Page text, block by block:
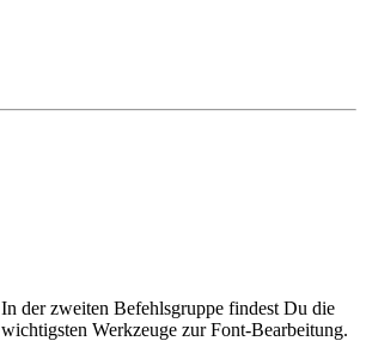
In der zweiten Befehlsgruppe findest Du die
wichtigsten Werkzeuge zur Font-Bearbeitung.